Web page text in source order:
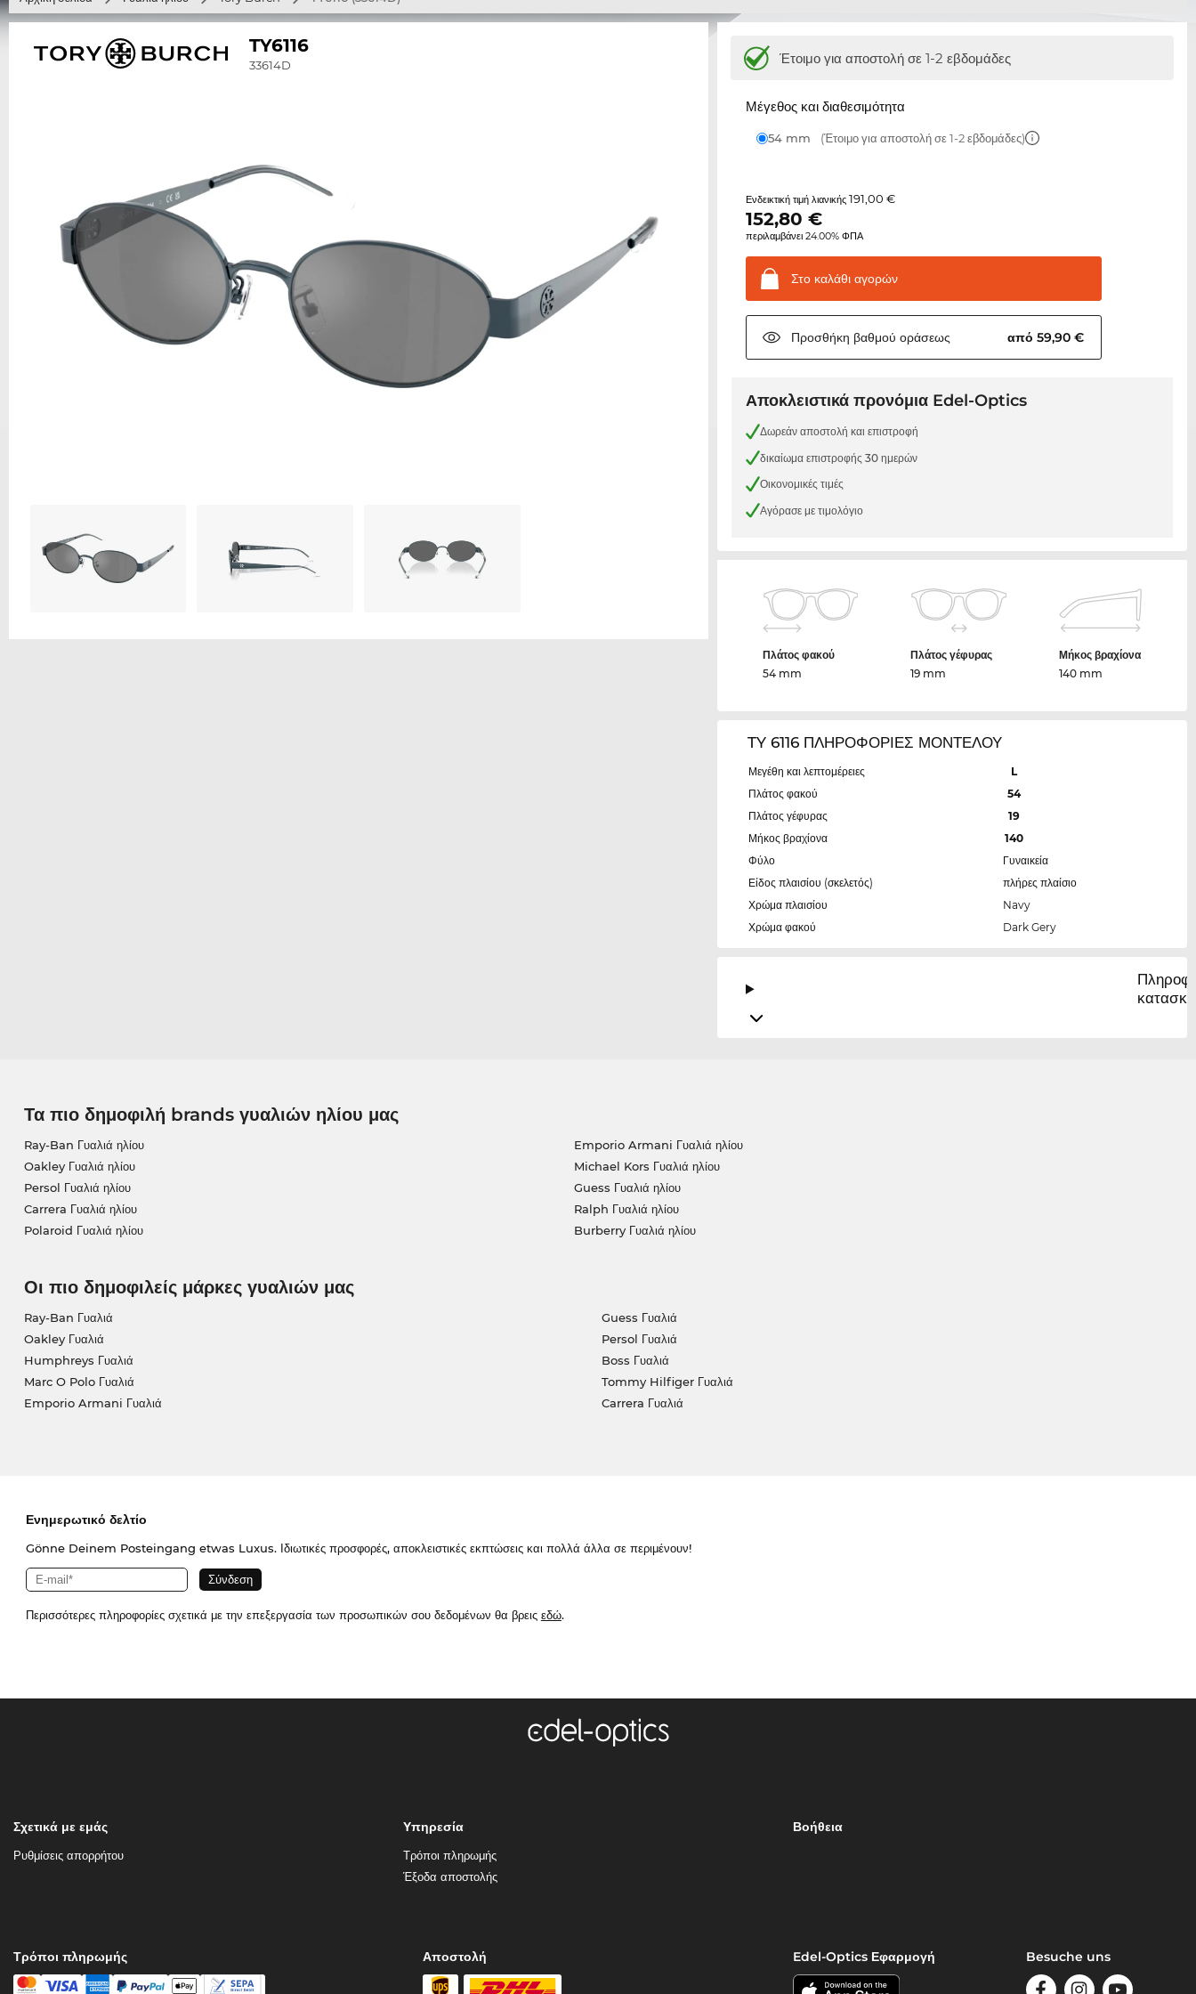
TY6116
33614D Έτοιμο για αποστολή σε 1-2 εβδομάδες
Μέγεθος και διαθεσιμότητα
54 mm (Έτοιμο για αποστολή σε 1-2 εβδομάδες)
Ενδεικτική τιμή λιανικής191,00 €
152,80 €
περιλαμβάνει 24.00% ΦΠΑ
Στο καλάθι αγορών
Προσθήκη βαθμού οράσεως από 59,90 €
Αποκλειστικά προνόμια Edel-Optics
Δωρεάν αποστολή και επιστροφή
δικαίωμα επιστροφής 30 ημερών
Οικονομικές τιμές
Αγόρασε με τιμολόγιο
Πλάτος φακού
54 mm
Πλάτος γέφυρας
19 mm
Μήκος βραχίονα
140 mm
TY 6116 ΠΛΗΡΟΦΟΡΙΕΣ ΜΟΝΤΕΛΟΥ
Μεγέθη και λεπτομέρειες
L
Πλάτος φακού
54
Πλάτος γέφυρας
19
Μήκος βραχίονα
140
Φύλο
Γυναικεία
Είδος πλαισίου (σκελετός)
πλήρες πλαίσιο
Χρώμα πλαισίου
Navy
Χρώμα φακού
Dark Gery
Τα πιο δημοφιλή brands γυαλιών ηλίου μας
Ray-Ban Γυαλιά ηλίου
Oakley Γυαλιά ηλίου
Persol Γυαλιά ηλίου
Carrera Γυαλιά ηλίου
Polaroid Γυαλιά ηλίου
Emporio Armani Γυαλιά ηλίου
Michael Kors Γυαλιά ηλίου
Guess Γυαλιά ηλίου
Ralph Γυαλιά ηλίου
Burberry Γυαλιά ηλίου
Οι πιο δημοφιλείς μάρκες γυαλιών μας
Ray-Ban Γυαλιά
Oakley Γυαλιά
Humphreys Γυαλιά
Marc O Polo Γυαλιά
Emporio Armani Γυαλιά
Guess Γυαλιά
Persol Γυαλιά
Boss Γυαλιά
Tommy Hilfiger Γυαλιά
Carrera Γυαλιά
Ενημερωτικό δελτίο
Gönne Deinem Posteingang etwas Luxus. Ιδιωτικές προσφορές, αποκλειστικές εκπτώσεις και πολλά άλλα σε περιμένουν!
Περισσότερες πληροφορίες σχετικά με την επεξεργασία των προσωπικών σου δεδομένων θα βρεις εδώ.
Σχετικά με εμάς
Ρυθμίσεις απορρήτου
Υπηρεσία
Τρόποι πληρωμής
Έξοδα αποστολής
Βοήθεια
Τρόποι πληρωμής Αποστολή Edel-Optics Εφαρμογή Besuche uns